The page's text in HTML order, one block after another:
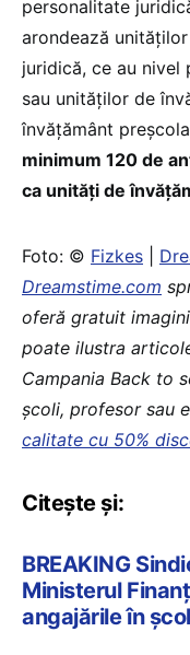
personalitate
arondează
juridică, ce au nivel
sau unităților de
învățământ
minimum 120 de
ca unități de
Foto: © Fizkes
Dreamstime.com
oferă gratuit
poate ilustra
Campania Back to
școli, profesor sau
calitate cu 50%
Citește și:
BREAKING
Ministerul
angajările în